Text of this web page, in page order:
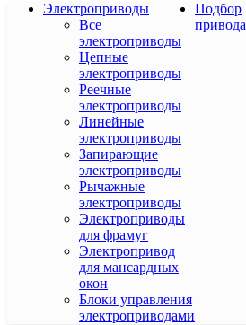
Электроприводы
Все
электроприводы
Цепные
электроприводы
Реечные
электроприводы
Линейные
электроприводы
Запирающие
электроприводы
Рычажные
электроприводы
Электроприводы
для фрамуг
Электропривод
для мансардных
окон
Блоки управления
электроприводами
Подбор
привода